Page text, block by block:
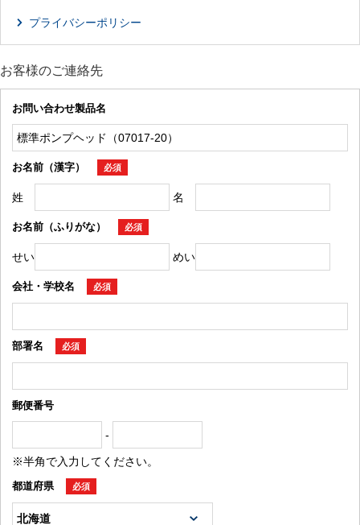
プライバシーポリシー
お客様のご連絡先
お問い合わせ製品名
お名前（漢字） 必須
姓 名
お名前（ふりがな） 必須
せい めい
会社・学校名 必須
部署名 必須
郵便番号
-
※半角で入力してください。
都道府県 必須